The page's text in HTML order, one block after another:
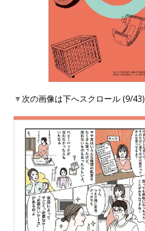
▼次の画像は下へスクロール (9/43)